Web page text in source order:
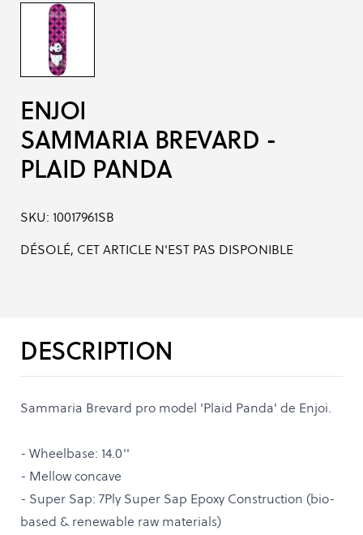
ENJOI
SAMMARIA BREVARD -
PLAID PANDA
SKU: 10017961SB
DÉSOLÉ, CET ARTICLE N'EST PAS DISPONIBLE
DESCRIPTION
Sammaria Brevard pro model 'Plaid Panda' de Enjoi.
- Wheelbase: 14.0''
- Mellow concave
- Super Sap: 7Ply Super Sap Epoxy Construction (bio-
based & renewable raw materials)